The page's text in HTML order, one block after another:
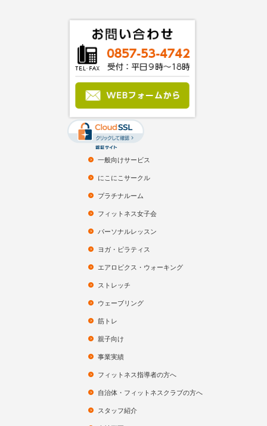
一般向けサービス
にこにこサークル
プラチナルーム
フィットネス女子会
パーソナルレッスン
ヨガ・ピラティス
エアロビクス・ウォーキング
ストレッチ
ウェーブリング
筋トレ
親子向け
事業実績
フィットネス指導者の方へ
自治体・フィットネスクラブの方へ
スタッフ紹介